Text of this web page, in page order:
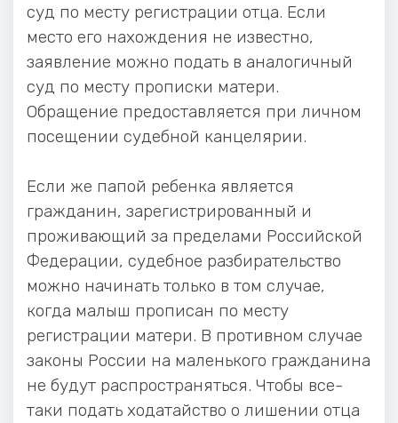
суд по месту регистрации отца. Если
место его нахождения не известно,
заявление можно подать в аналогичный
суд по месту прописки матери.
Обращение предоставляется при личном
посещении судебной канцелярии.
Если же папой ребенка является
гражданин, зарегистрированный и
проживающий за пределами Российской
Федерации, судебное разбирательство
можно начинать только в том случае,
когда малыш прописан по месту
регистрации матери. В противном случае
законы России на маленького гражданина
не будут распространяться. Чтобы все-
таки подать ходатайство о лишении отца